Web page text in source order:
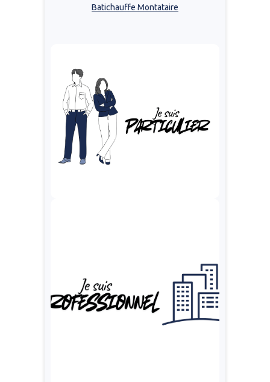
Batichauffe Montataire
Je suis particulier
Propriétaire ou Locataire
Nous sommes là pour
répondre à vos besoins !
Nous installons, dépannons
et entretenons vos appareils !
Contactez directement
l’entreprise pour plus